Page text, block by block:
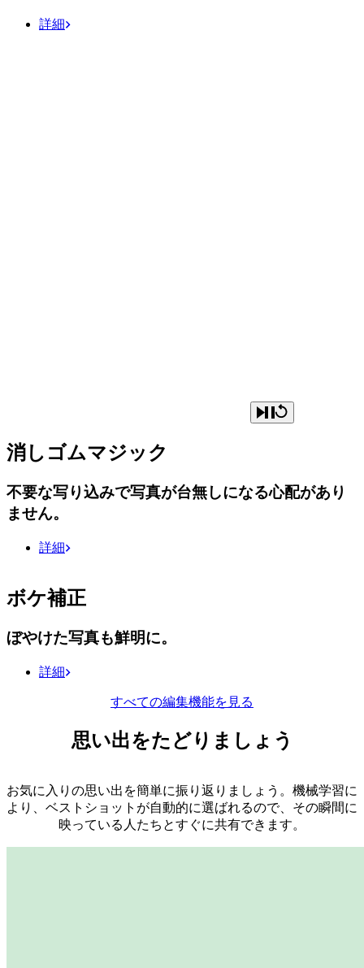
詳細
消しゴムマジック
不要な写り込みで写真が台無しになる心配があり
ません。
詳細
ボケ補正
ぼやけた写真も鮮明に。
詳細
すべての編集機能を見る
思い出をたどりましょう
お気に入りの思い出を簡単に振り返りましょう。機械学習に
より、ベストショットが自動的に選ばれるので、その瞬間に
映っている人たちとすぐに共有できます。